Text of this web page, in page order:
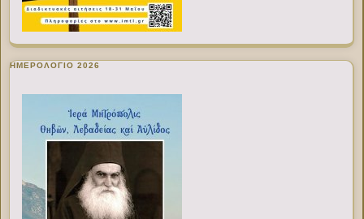
ΗΜΕΡΟΛΟΓΙΟ 2026